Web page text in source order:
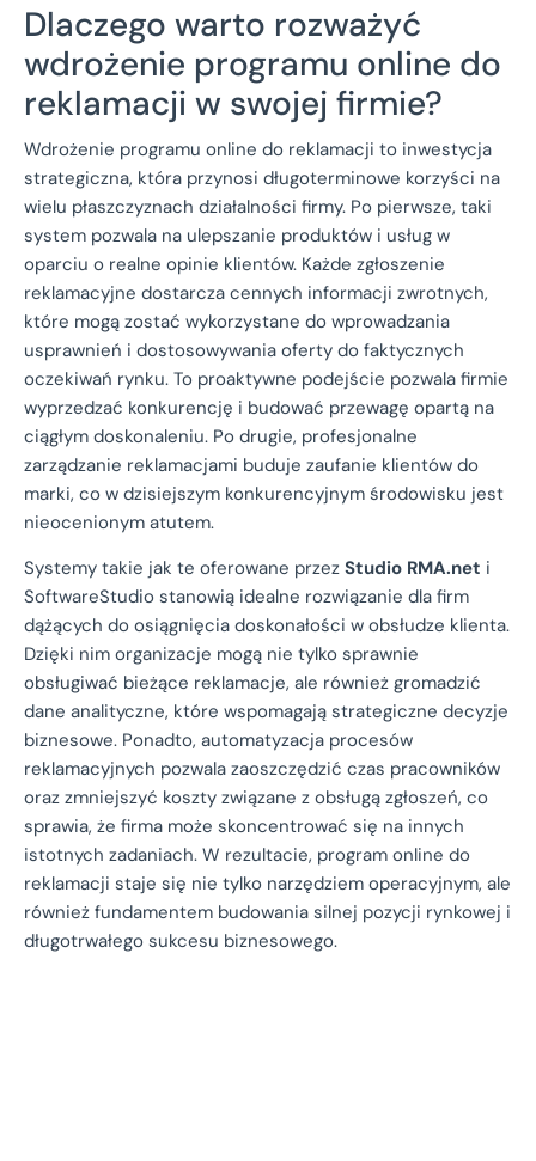
Dlaczego warto rozważyć
wdrożenie programu online do
reklamacji w swojej firmie?
Wdrożenie programu online do reklamacji to inwestycja
strategiczna, która przynosi długoterminowe korzyści na
wielu płaszczyznach działalności firmy. Po pierwsze, taki
system pozwala na ulepszanie produktów i usług w
oparciu o realne opinie klientów. Każde zgłoszenie
reklamacyjne dostarcza cennych informacji zwrotnych,
które mogą zostać wykorzystane do wprowadzania
usprawnień i dostosowywania oferty do faktycznych
oczekiwań rynku. To proaktywne podejście pozwala firmie
wyprzedzać konkurencję i budować przewagę opartą na
ciągłym doskonaleniu. Po drugie, profesjonalne
zarządzanie reklamacjami buduje zaufanie klientów do
marki, co w dzisiejszym konkurencyjnym środowisku jest
nieocenionym atutem.
Systemy takie jak te oferowane przez Studio RMA.net i
SoftwareStudio stanowią idealne rozwiązanie dla firm
dążących do osiągnięcia doskonałości w obsłudze klienta.
Dzięki nim organizacje mogą nie tylko sprawnie
obsługiwać bieżące reklamacje, ale również gromadzić
dane analityczne, które wspomagają strategiczne decyzje
biznesowe. Ponadto, automatyzacja procesów
reklamacyjnych pozwala zaoszczędzić czas pracowników
oraz zmniejszyć koszty związane z obsługą zgłoszeń, co
sprawia, że firma może skoncentrować się na innych
istotnych zadaniach. W rezultacie, program online do
reklamacji staje się nie tylko narzędziem operacyjnym, ale
również fundamentem budowania silnej pozycji rynkowej i
długotrwałego sukcesu biznesowego.